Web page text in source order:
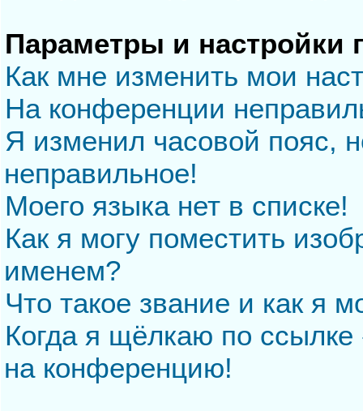
Параметры и настройки
Как мне изменить мои
На конференции
Я изменил часовой пояс,
неправильное!
Моего языка нет в списке!
Как я могу поместить
именем?
Что такое звание и как я
Когда я щёлкаю по
на конференцию!